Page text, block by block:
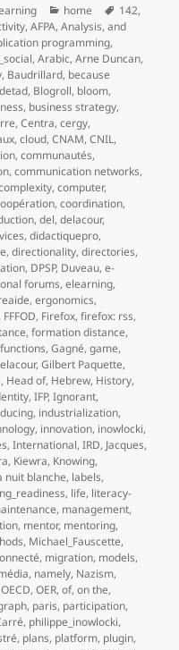
Catégories
home
Mots-
clés
142,
,AFPA,Analysis,and
programming,
,Arabic,Arne Duncan,
, Baudrillard, because
, Blogroll, bloom,
, business strategy,
,Centra,cergy,
,cloud,CNAM,CNIL,
,communautés,
,communication networks,
,computer,
,coordination,
,del,delacour,
,didactiquepro,
,directionality,directories,
, DPSP, Duveau,e-
forums,elearning,
,ergonomics,
FFFOD, Firefox,firefox: rss,
,formation distance,
functions,Gagné,game,
,Gilbert Paquette,
, Head of, Hebrew, History,
,IFP,Ignorant,
, industrialization,
, innovation, inowlocki,
,International,IRD, Jacques,
, Kiewra, Knowing,
nuit blanche, labels,
, life, literacy-
, management,
, mentor, mentoring,
, Michael_Fauscette,
, migration, models,
, namely, Nazism,
OECD,OER,of,on the,
, paris, participation,
, philippe_inowlocki,
, plans, platform, plugin,